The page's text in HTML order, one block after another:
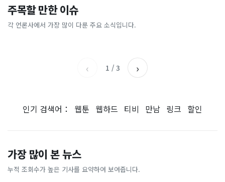
주목할 만한 이슈
각 언론사에서 가장 많이 다룬 주요 소식입니다.
홈플러스, 2000억원으로 '시
간'을 샀다
비즈워치
왜?매일경제
[날씨] 오늘 밤 또 내린다...내
륙 중심 최대 150mm
졌다...국산 53개 중소기업이
‹ 1 / 3 ›
인기 검색어： 웹툰 웹하드 티비 만남 링크 할인
가장 많이 본 뉴스
누적 조회수가 높은 기사를 요약하여 보여줍니다.